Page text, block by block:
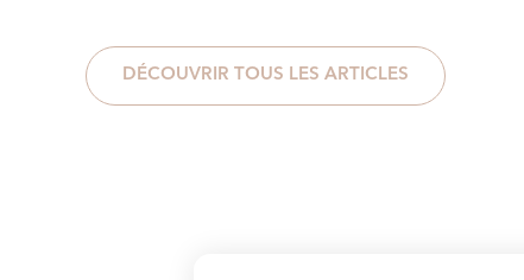
DÉCOUVRIR TOUS LES ARTICLES